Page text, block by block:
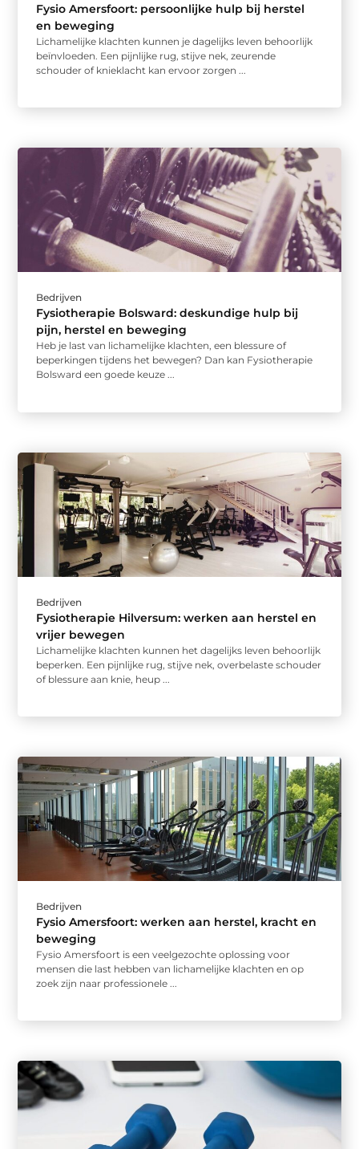
Fysio Amersfoort: persoonlijke hulp bij herstel
en beweging
Lichamelijke klachten kunnen je dagelijks leven behoorlijk
beïnvloeden. Een pijnlijke rug, stijve nek, zeurende
schouder of knieklacht kan ervoor zorgen ...
Bedrijven
Fysiotherapie Bolsward: deskundige hulp bij
pijn, herstel en beweging
Heb je last van lichamelijke klachten, een blessure of
beperkingen tijdens het bewegen? Dan kan Fysiotherapie
Bolsward een goede keuze ...
Bedrijven
Fysiotherapie Hilversum: werken aan herstel en
vrijer bewegen
Lichamelijke klachten kunnen het dagelijks leven behoorlijk
beperken. Een pijnlijke rug, stijve nek, overbelaste schouder
of blessure aan knie, heup ...
Bedrijven
Fysio Amersfoort: werken aan herstel, kracht en
beweging
Fysio Amersfoort is een veelgezochte oplossing voor
mensen die last hebben van lichamelijke klachten en op
zoek zijn naar professionele ...